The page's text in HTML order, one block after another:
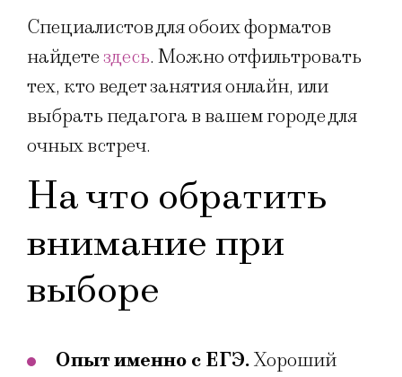
Специалистов для обоих форматов
найдетездесь. Можно отфильтровать
тех, кто ведет занятия онлайн, или
выбрать педагога в вашем городе для
очных встреч.
На что обратить
внимание при
выборе
Опыт именно с ЕГЭ.Хороший